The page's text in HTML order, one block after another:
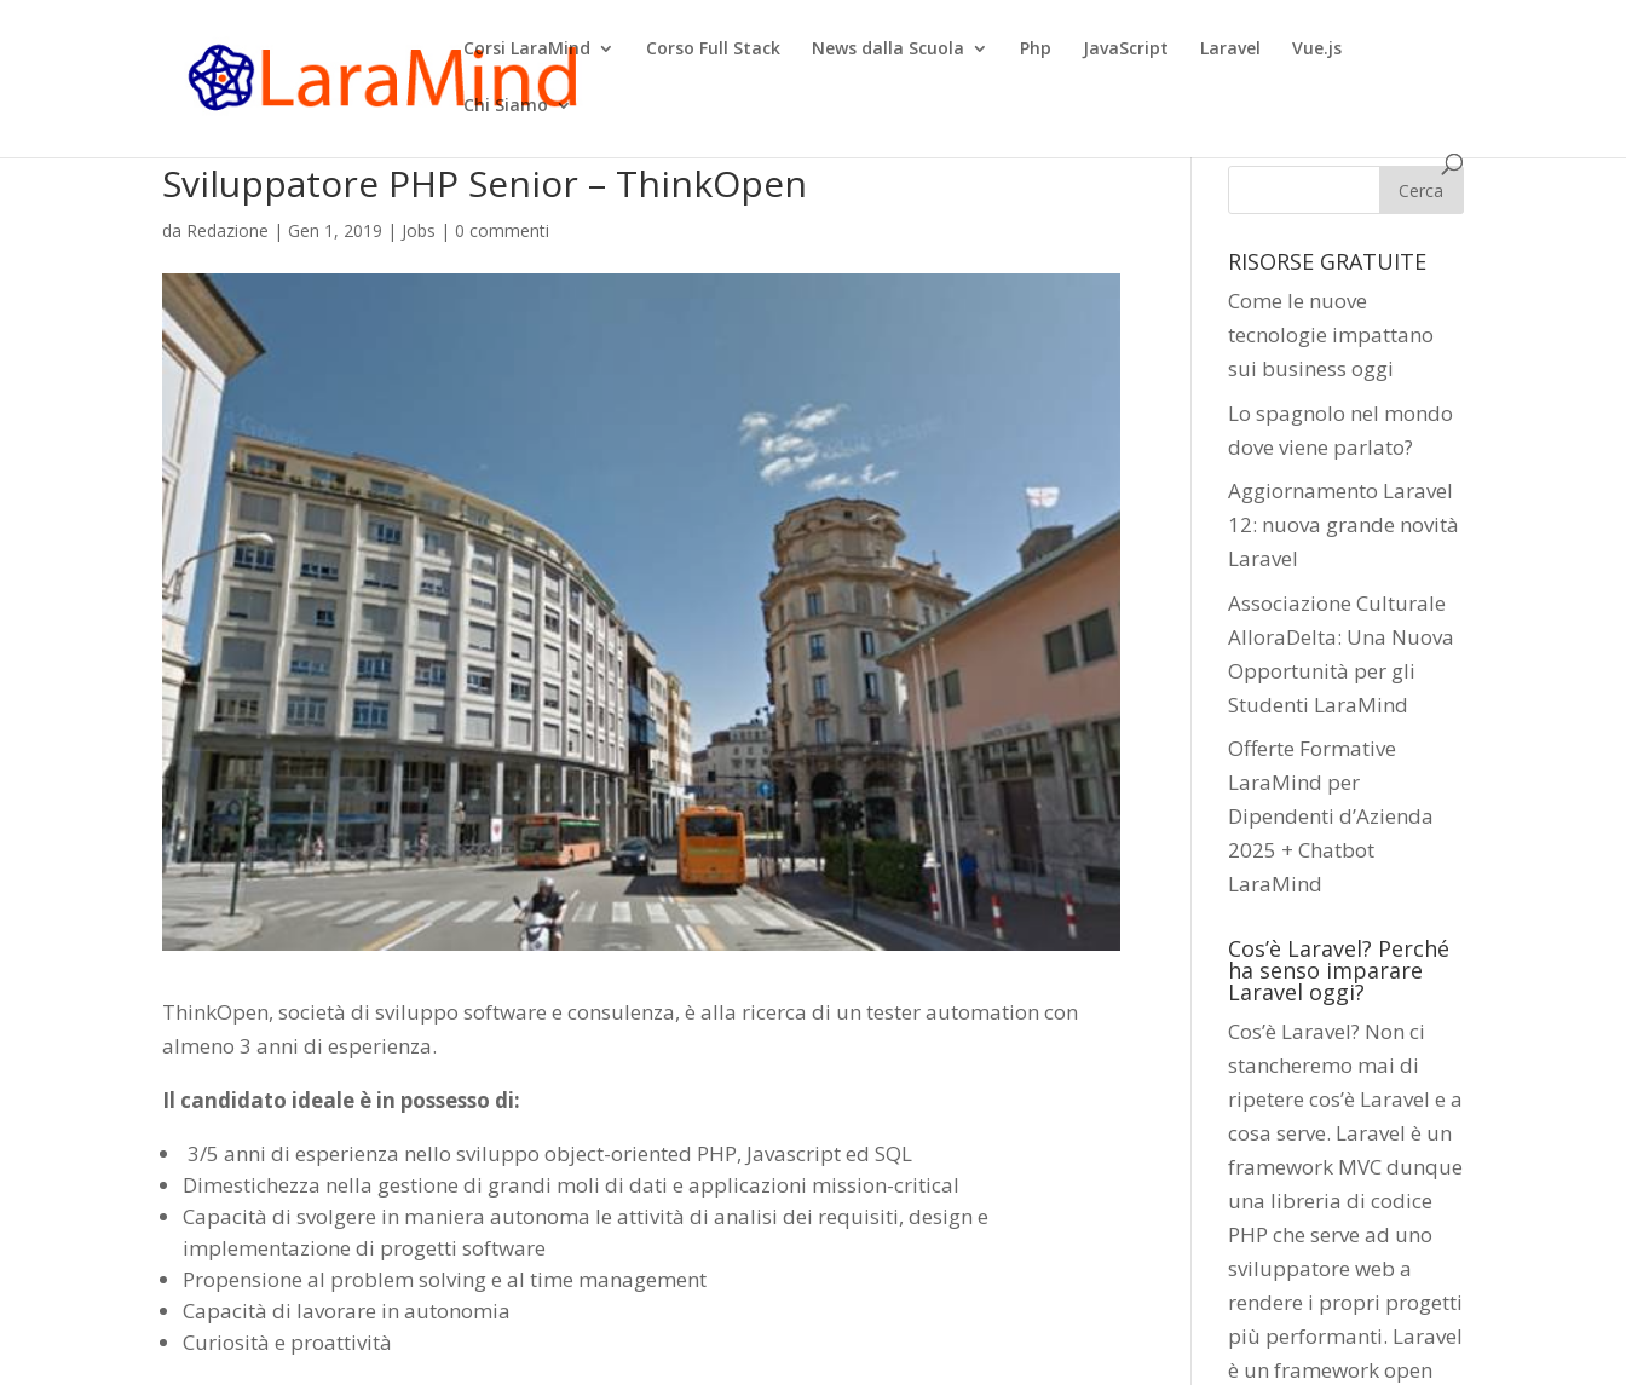
Corsi LaraMind Corso Full Stack News dalla Scuola Php JavaScript Laravel Vue.js
Chi Siamo
Sviluppatore PHP Senior – ThinkOpen
da Redazione | Gen 1, 2019 | Jobs | 0 commenti
ThinkOpen, società di sviluppo software e consulenza, è alla ricerca di un tester automation con
almeno 3 anni di esperienza.
Il candidato ideale è in possesso di:
3/5 anni di esperienza nello sviluppo object-oriented PHP, Javascript ed SQL
Dimestichezza nella gestione di grandi moli di dati e applicazioni mission-critical
Capacità di svolgere in maniera autonoma le attività di analisi dei requisiti, design e
implementazione di progetti software
Propensione al problem solving e al time management
Capacità di lavorare in autonomia
Curiosità e proattività
RISORSE GRATUITE
Come le nuove
tecnologie impattano
sui business oggi
Lo spagnolo nel mondo
dove viene parlato?
Aggiornamento Laravel
12: nuova grande novità
Laravel
Associazione Culturale
AlloraDelta: Una Nuova
Opportunità per gli
Studenti LaraMind
Offerte Formative
LaraMind per
Dipendenti d’Azienda
2025 + Chatbot
LaraMind
Cos’è Laravel? Perché
ha senso imparare
Laravel oggi?
Cos’è Laravel? Non ci
stancheremo mai di
ripetere cos’è Laravel e a
cosa serve. Laravel è un
framework MVC dunque
una libreria di codice
PHP che serve ad uno
sviluppatore web a
rendere i propri progetti
più performanti. Laravel
è un framework open